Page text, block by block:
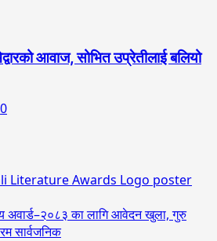
आवाज, सोभित उप्रेतीलाई बलियो
0
अवार्ड–२०८३ का लागि आवेदन खुला, गुरु
सार्वजनिक